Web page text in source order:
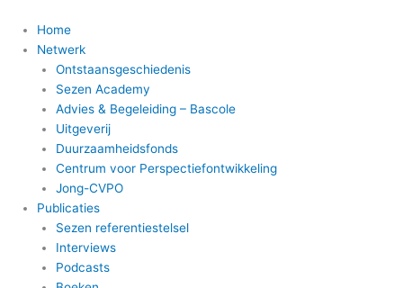
naar
Home
Netwerk
Ontstaansgeschiedenis
Sezen Academy
Advies & Begeleiding – Bascole
Uitgeverij
Duurzaamheidsfonds
Centrum voor Perspectiefontwikkeling
Jong-CVPO
Publicaties
Sezen referentiestelsel
Interviews
Podcasts